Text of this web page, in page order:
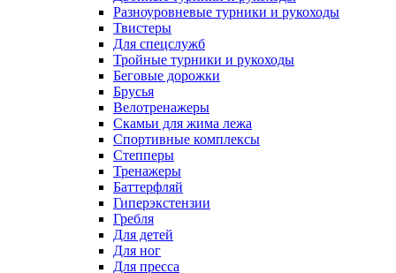
Разноуровневые турники и рукоходы
Твистеры
Для спецслужб
Тройные турники и рукоходы
Беговые дорожки
Брусья
Велотренажеры
Скамьи для жима лежа
Спортивные комплексы
Степперы
Тренажеры
Баттерфляй
Гиперэкстензии
Гребля
Для детей
Для ног
Для пресса